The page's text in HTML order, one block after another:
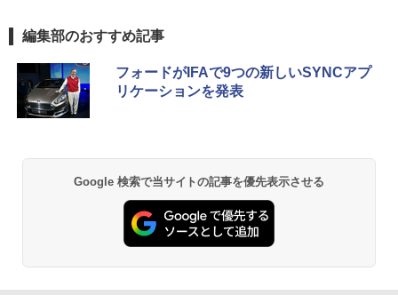
編集部のおすすめ記事
フォードがIFAで9つの新しいSYNCアプ
リケーションを発表
Google 検索で当サイトの記事を優先表示させる